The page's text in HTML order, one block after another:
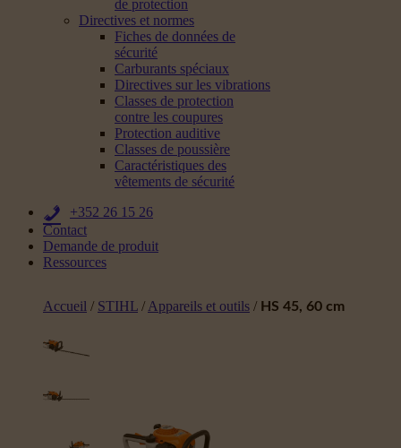
de protection
Directives et normes
Fiches de données de
sécurité
Carburants spéciaux
Directives sur les vibrations
Classes de protection
contre les coupures
Protection auditive
Classes de poussière
Caractéristiques des
vêtements de sécurité
+352 26 15 26
Contact
Demande de produit
Ressources
Accueil / STIHL / Appareils et outils / HS 45, 60 cm